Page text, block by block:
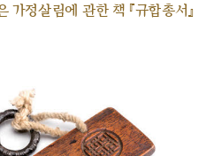
가정살림에 관한 책 『규합총서』